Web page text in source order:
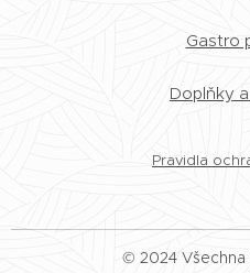
Gastro
Doplňky
Pravidla
© 2024 Všechna